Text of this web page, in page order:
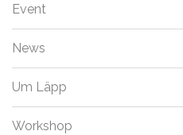
Event
News
Um Läpp
Workshop